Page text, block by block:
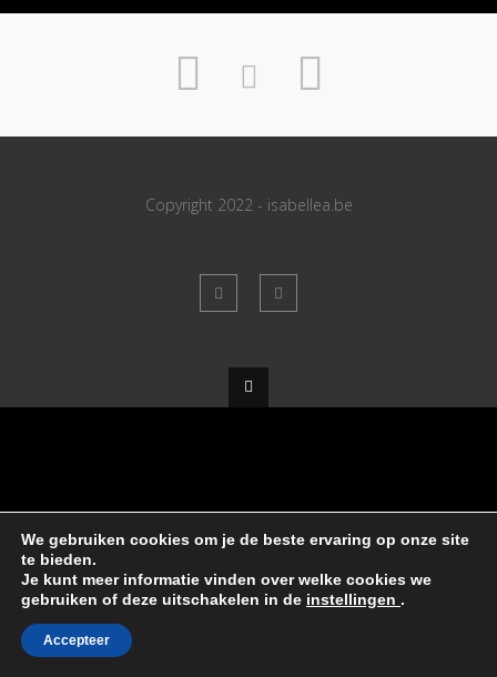
Copyright 2022 - isabellea.be
We gebruiken cookies om je de beste ervaring op onze site
te bieden.
Je kunt meer informatie vinden over welke cookies we
gebruiken of deze uitschakelen in de instellingen .
Accepteer